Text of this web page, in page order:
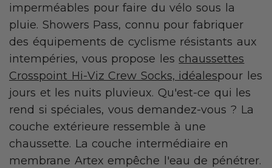
imperméables pour faire du vélo sous la
pluie. Showers Pass, connu pour fabriquer
des équipements de cyclisme résistants aux
intempéries, vous propose les chaussettes
Crosspoint Hi-Viz Crew Socks, idéalespour les
jours et les nuits pluvieux. Qu'est-ce qui les
rend si spéciales, vous demandez-vous ? La
couche extérieure ressemble à une
chaussette. La couche intermédiaire en
membrane Artex empêche l'eau de pénétrer.